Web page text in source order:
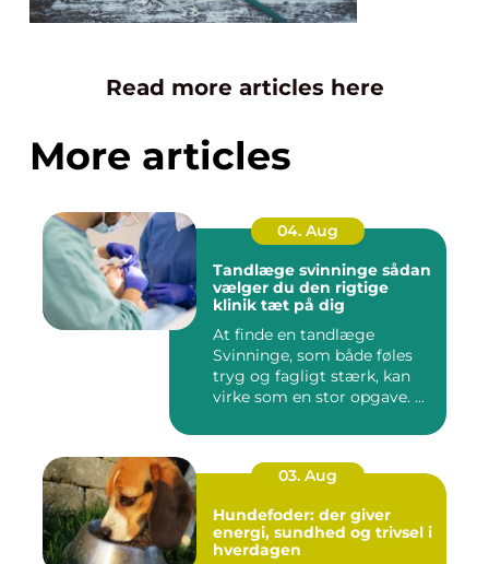
Read more articles here
More articles
04. Aug
Tandlæge svinninge sådan
vælger du den rigtige
klinik tæt på dig
At finde en tandlæge
Svinninge, som både føles
tryg og fagligt stærk, kan
virke som en stor opgave. ...
03. Aug
Hundefoder: der giver
energi, sundhed og trivsel i
hverdagen